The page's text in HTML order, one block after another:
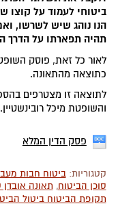
ביטוחי לעמוד על קוצו
הנו נוהג שיש לשרשו,
תהיה תפארתו על הדרך
לאור כל זאת, פוסק
כתוצאה מהתאונה.
לתוצאה זו מצטרפים
והשופטת מיכל רובינשטיין.
פסק הדין המלא
קטגוריות:ביטוח חבות
סוכן הביטוח,תאונה אובדן
תקופת הביטוח ביטול